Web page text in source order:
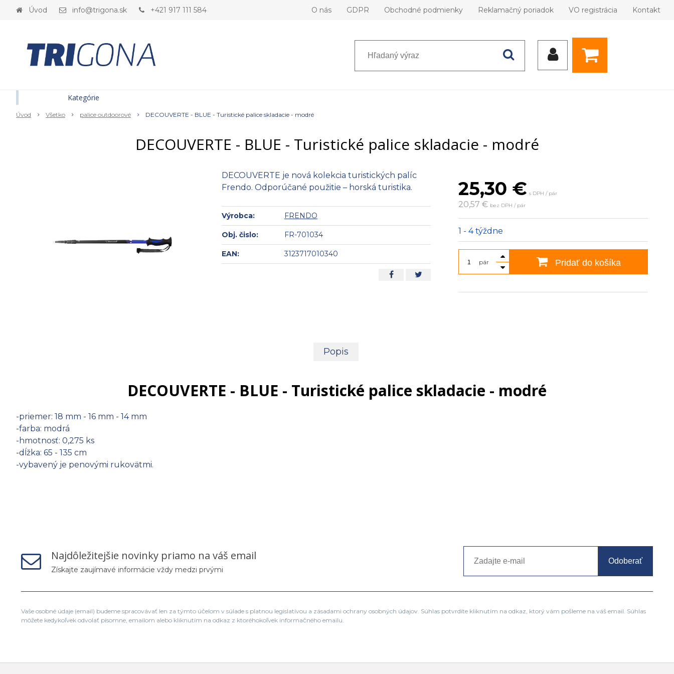
Úvod info@trigona.sk +421 917 111 584 O nás GDPR Obchodné podmienky Reklamačný poriadok VO registrácia Kontakt
Úvod Všetko palice outdoorové DECOUVERTE - BLUE - Turistické palice skladacie - modré
DECOUVERTE - BLUE - Turistické palice skladacie - modré
25,30 € s DPH / pár
20,57 € bez DPH / pár
1 - 4 týždne
pár Pridať do košíka
DECOUVERTE je nová kolekcia turistických palíc
Frendo. Odporúčané použitie – horská turistika.
Výrobca: FRENDO
Obj. čislo: FR-701034
EAN: 3123717010340
Popis
DECOUVERTE - BLUE - Turistické palice skladacie - modré
-priemer: 18 mm - 16 mm - 14 mm
-farba: modrá
-hmotnosť: 0,275 ks
-dĺžka: 65 - 135 cm
-vybavený je penovými rukovätmi.
Kategórie
Najdôležitejšie novinky priamo na váš email
Získajte zaujímavé informácie vždy medzi prvými
Odoberať
Vaše osobné údaje (email) budeme spracovávať len za týmto účelom v súlade s platnou legislatívou a zásadami ochrany osobných údajov. Súhlas potvrdíte kliknutím na odkaz, ktorý vám pošleme na váš email. Súhlas
môžete kedykoľvek odvolať písomne, emailom alebo kliknutím na odkaz z ktoréhokoľvek informačného emailu.